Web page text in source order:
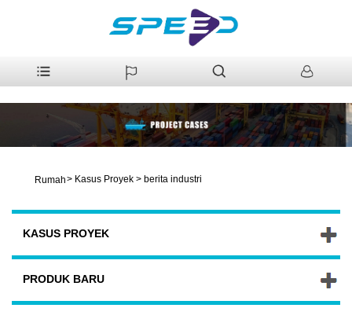
Rumah> Kasus Proyek > berita industri
KASUS PROYEK
PRODUK BARU